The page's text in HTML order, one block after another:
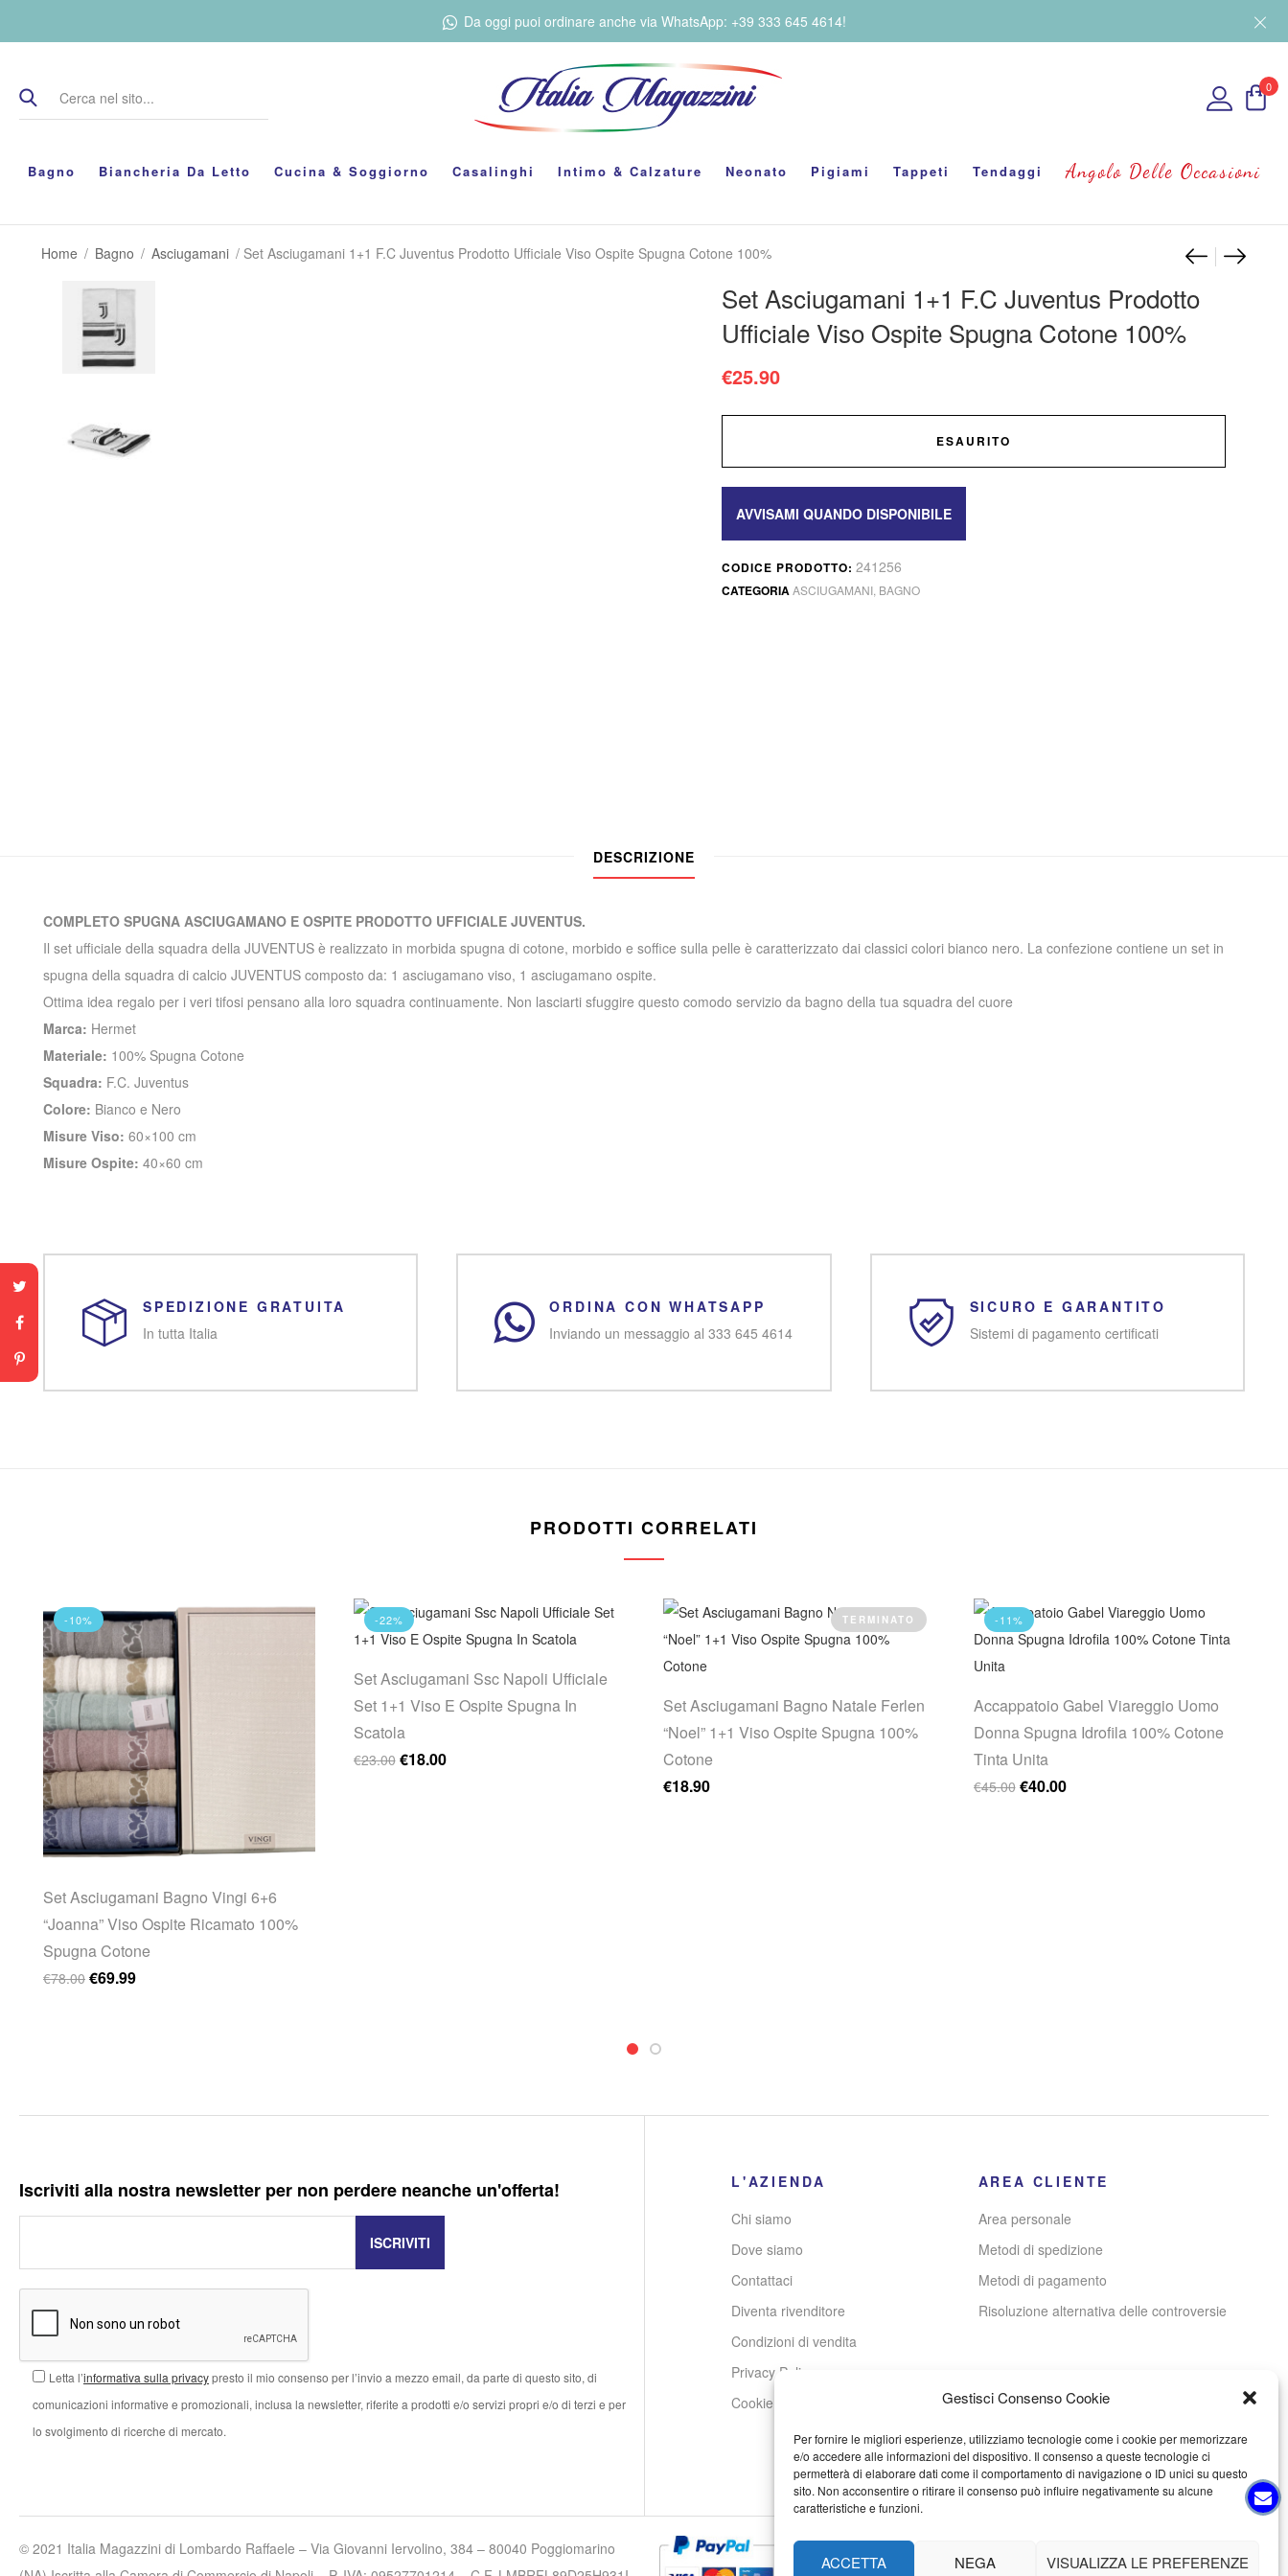
Gestisci Consenso Cookie
Per fornire le migliori esperienze, utilizziamo tecnologie come i cookie per memorizzare
e/o accedere alle informazioni del dispositivo. Il consenso a queste tecnologie ci
permetterà di elaborare dati come il comportamento di navigazione o ID unici su questo
sito. Non acconsentire o ritirare il consenso può influire negativamente su alcune
caratteristiche e funzioni.
ACCETTA NEGA VISUALIZZA LE PREFERENZE
Da oggi puoi ordinare anche via WhatsApp: +39 333 645 4614!
0
Bagno Biancheria Da Letto Cucina & Soggiorno Casalinghi Intimo & Calzature Neonato Pigiami Tappeti Tendaggi Angolo Delle Occasioni
Home / Bagno / Asciugamani / Set Asciugamani 1+1 F.C Juventus Prodotto Ufficiale Viso Ospite Spugna Cotone 100% Set
Set Asciugamani 1+1 F.C Juventus Prodotto
Ufficiale Viso Ospite Spugna Cotone 100%
€25.90
ESAURITO
CODICE PRODOTTO: 241256
CATEGORIAASCIUGAMANI BAGNO
DESCRIZIONE
COMPLETO SPUGNA ASCIUGAMANO E OSPITE PRODOTTO UFFICIALE JUVENTUS.
Il set ufficiale della squadra della JUVENTUS è realizzato in morbida spugna di cotone, morbido e soffice sulla pelle è caratterizzato dai classici colori bianco nero. La confezione contiene un set in
spugna della squadra di calcio JUVENTUS composto da: 1 asciugamano viso, 1 asciugamano ospite.
Ottima idea regalo per i veri tifosi pensano alla loro squadra continuamente. Non lasciarti sfuggire questo comodo servizio da bagno della tua squadra del cuore
Marca: Hermet
Materiale: 100% Spugna Cotone
Squadra: F.C. Juventus
Colore: Bianco e Nero
Misure Viso: 60×100 cm
Misure Ospite: 40×60 cm
SPEDIZIONE GRATUITA
In tutta Italia
ORDINA CON WHATSAPP
Inviando un messaggio al 333 645 4614
SICURO E GARANTITO
Sistemi di pagamento certificati
PRODOTTI CORRELATI
-10%
Set Asciugamani Bagno Vingi 6+6
“Joanna” Viso Ospite Ricamato 100%
Spugna Cotone
€78.00 Il prezzo originale era: €78.00.
€69.99Il prezzo attuale è: €69.99.
-22%
Set Asciugamani Ssc Napoli Ufficiale
Set 1+1 Viso E Ospite Spugna In
Scatola
€23.00 Il prezzo originale era: €23.00.
€18.00Il prezzo attuale è: €18.00.
TERMINATO
Set Asciugamani Bagno Natale Ferlen
“Noel” 1+1 Viso Ospite Spugna 100%
Cotone
€18.90
-11%
Accappatoio Gabel Viareggio Uomo
Donna Spugna Idrofila 100% Cotone
Tinta Unita
€45.00 Il prezzo originale era: €45.00.
€40.00Il prezzo attuale è: €40.00.
Iscriviti alla nostra newsletter per non perdere neanche un'offerta!
Letta l’informativa sulla privacypresto il mio consenso per l’invio a mezzo email, da parte di questo sito, di
comunicazioni informative e promozionali, inclusa la newsletter, riferite a prodotti e/o servizi propri e/o di terzi e per
lo svolgimento di ricerche di mercato.
L'AZIENDA
Chi siamo
Dove siamo
Contattaci
Diventa rivenditore
Condizioni di vendita
Privacy Policy
Cookie Policy
AREA CLIENTE
Area personale
Metodi di spedizione
Metodi di pagamento
Risoluzione alternativa delle controversie
© 2021 Italia Magazzini di Lombardo Raffaele – Via Giovanni Iervolino, 384 – 80040 Poggiomarino